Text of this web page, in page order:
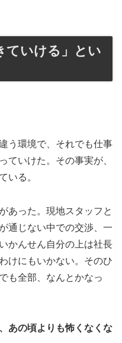
ていける」とい
う環境で、それでも仕事
ていけた。その事実が、
いる。
あった。現地スタッフと
通じない中での交渉、一
かんせん自分の上は社長
けにもいかない。そのひ
も全部、なんとかなっ
あの頃よりも怖くなくな